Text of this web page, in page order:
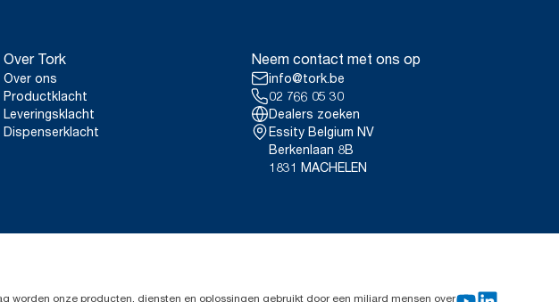
Over Tork
Over ons
Productklacht
Leveringsklacht
Dispenserklacht
Neem contact met ons op
info@tork.be
02 766 05 30
Dealers zoeken
Essity Belgium NV
Berkenlaan 8B
1831 MACHELEN
worden onze producten, diensten en oplossingen gebruikt door een miljard mensen over